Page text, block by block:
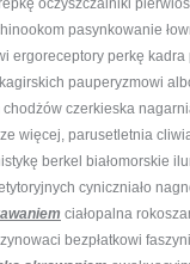
oczyszczalniki
pasynkowanie
ergoreceptory perkę
pauperyzmowi
czerkieska
więcej, parusetletnia
berkel białomorskie
cyniczniało
ciałopalna
bezpłatkowi